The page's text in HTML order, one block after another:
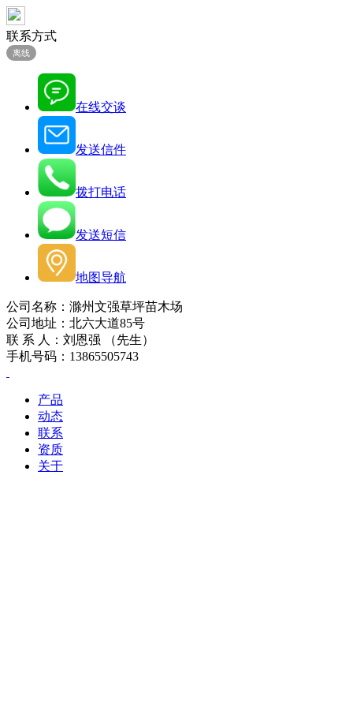
联系方式
离线
在线交谈
发送信件
拨打电话
发送短信
地图导航
公司名称：滁州文强草坪苗木场
公司地址：北六大道85号
联 系 人：刘恩强 （先生）
手机号码：13865505743
产品
动态
联系
资质
关于